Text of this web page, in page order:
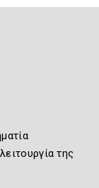
της